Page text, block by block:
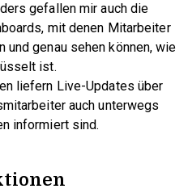
gefallen mir auch die
mit denen Mitarbeiter
genau sehen können, wie
ist.
liefern Live-Updates über
auch unterwegs
informiert sind.